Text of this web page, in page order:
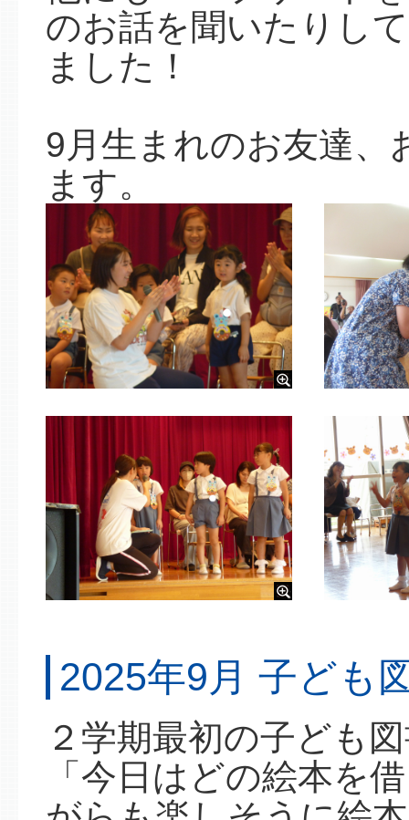
のお話を聞いたりし
ました！
9月生まれのお友達、
ます。
2025年9月 子ども
２学期最初の子ども
「今日はどの絵本を